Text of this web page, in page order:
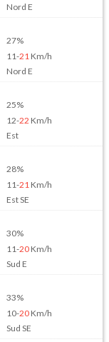
Nord E
27%
11-21 Km/h
Nord E
25%
12-22 Km/h
Est
28%
11-21 Km/h
Est SE
30%
11-20Km/h
Sud E
33%
10-20Km/h
Sud SE